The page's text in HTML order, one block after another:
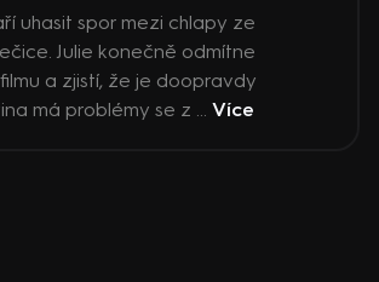
uhasit spor mezi chlapy ze
Julie konečně odmítne
a zjistí, že je doopravdy
má problémy se z ... Více